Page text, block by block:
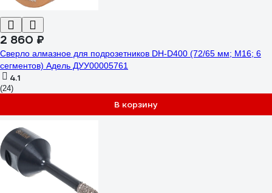
2 860 ₽
Сверло алмазное для подрозетников DH-D400 (72/65 мм; M16; 6
сегментов) Адель ДУУ00005761
4.1
(24)
В корзину